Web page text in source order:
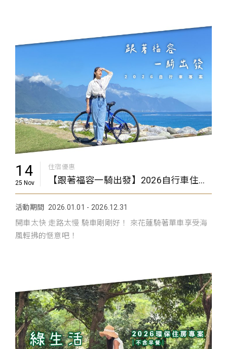
14
25 Nov
住宿優惠
【跟著福容一騎出發】2026自行車住房專案
活動期間 2026.01.01 - 2026.12.31
開車太快 走路太慢 騎車剛剛好！ 來花蓮騎著單車享受海
風輕拂的愜意吧！